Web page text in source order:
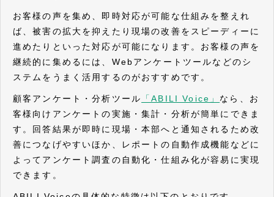
お客様の声を集め、即時対応が可能な仕組みを整えれ
ば、被害の拡大を抑えたり現場の改善をスピーディーに
進めたりといった対応が可能になります。お客様の声を
継続的に集めるには、Webアンケートツールなどのシ
ステムをうまく活用するのがおすすめです。
顧客アンケート・分析ツール 「ABILI Voice」 なら、お
客様向けアンケートの実施・集計・分析が簡単にできま
す。回答結果が即時に現場・本部へと通知されるため改
善につなげやすいほか、レポートの自動作成機能などに
よってアンケート調査の自動化・仕組み化が容易に実現
できます。